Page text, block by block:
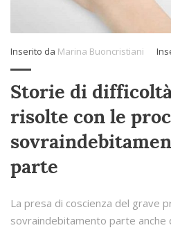
Inserito da Marina Buoncristiani
Storie di
risolte con le
parte
La presa di coscienza del grave
sovraindebitamento parte anche